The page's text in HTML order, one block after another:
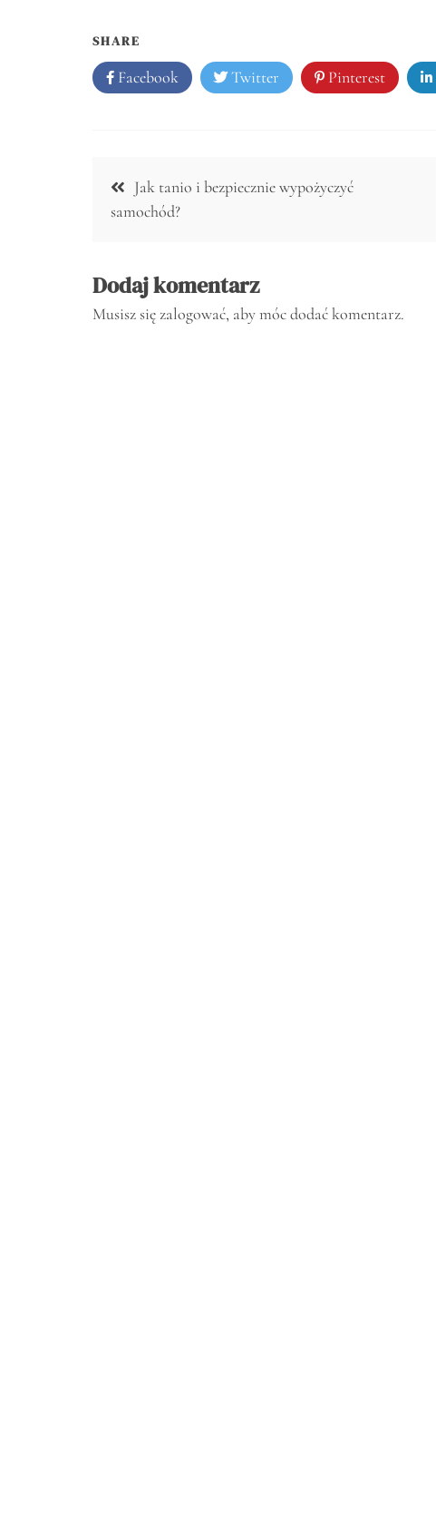
SHARE
Facebook Twitter Pinterest
Nawigacja
wpisu
Jak tanio i bezpiecznie wypożyczyć
samochód?
Dodaj komentarz
Musisz sięzalogować, aby móc dodać komentarz.